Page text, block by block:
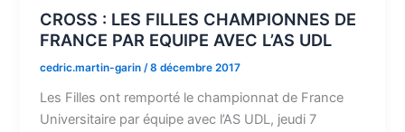
CROSS : LES FILLES CHAMPIONNES DE
FRANCE PAR EQUIPE AVEC L’AS UDL
cedric.martin-garin/8 décembre 2017
Les Filles ont remporté le championnat de France
Universitaire par équipe avec l’AS UDL, jeudi 7